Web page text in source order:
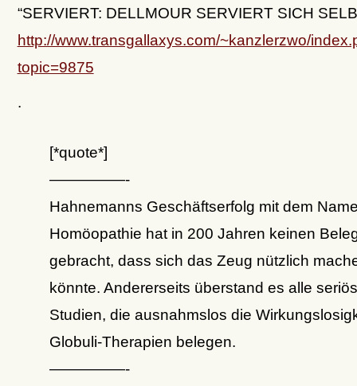
“SERVIERT: DELLMOUR SERVIERT SICH
http://www.transgallaxys.com/~kanzlerzwo/
topic=9875
.
[*quote*]
—————-
Hahnemanns Geschäftserfolg mit dem
Homöopathie hat in 200 Jahren keinen
gebracht, dass sich das Zeug nützlich
könnte. Andererseits überstand es alle
Studien, die ausnahmslos die
Globuli-Therapien belegen.
—————-